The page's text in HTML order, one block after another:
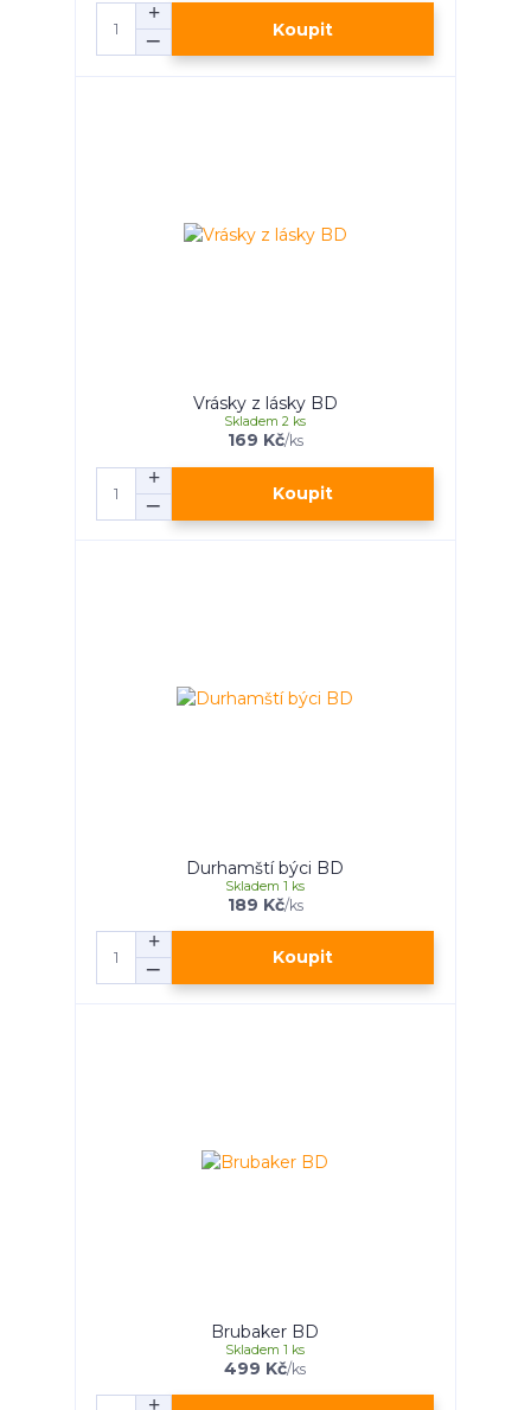
Koupit
Vrásky z lásky BD
169 Kč/ks
Skladem 2 ks
Koupit
Durhamští býci BD
189 Kč/ks
Skladem 1 ks
Koupit
Brubaker BD
499 Kč/ks
Skladem 1 ks